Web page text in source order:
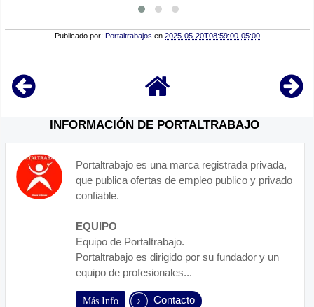
Publicado por:Portaltrabajos en2025-05-20T08:59:00-05:00
INFORMACIÓN DE PORTALTRABAJO
Portaltrabajo es una marca registrada privada,
que publica ofertas de empleo publico y privado
confiable.
EQUIPO
Equipo de Portaltrabajo.
Portaltrabajo es dirigido por su fundador y un
equipo de profesionales...
Más Info Contacto